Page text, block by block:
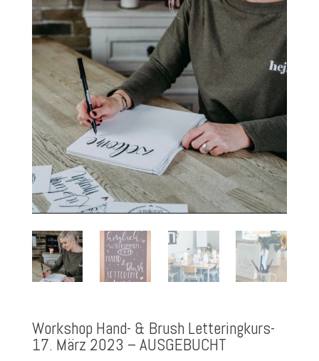
Workshop Hand- & Brush Letteringkurs-
17. März 2023 – AUSGEBUCHT